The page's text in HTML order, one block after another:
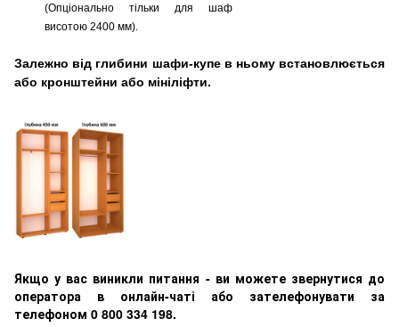
(Опціонально тільки для шаф
висотою 2400 мм).
Залежно від глибини шафи-купе в ньому встановлюється
або кронштейни або мініліфти.
Якщо у вас виникли питання - ви можете звернутися до
оператора в онлайн-чаті або зателефонувати за
телефоном 0 800 334 198.